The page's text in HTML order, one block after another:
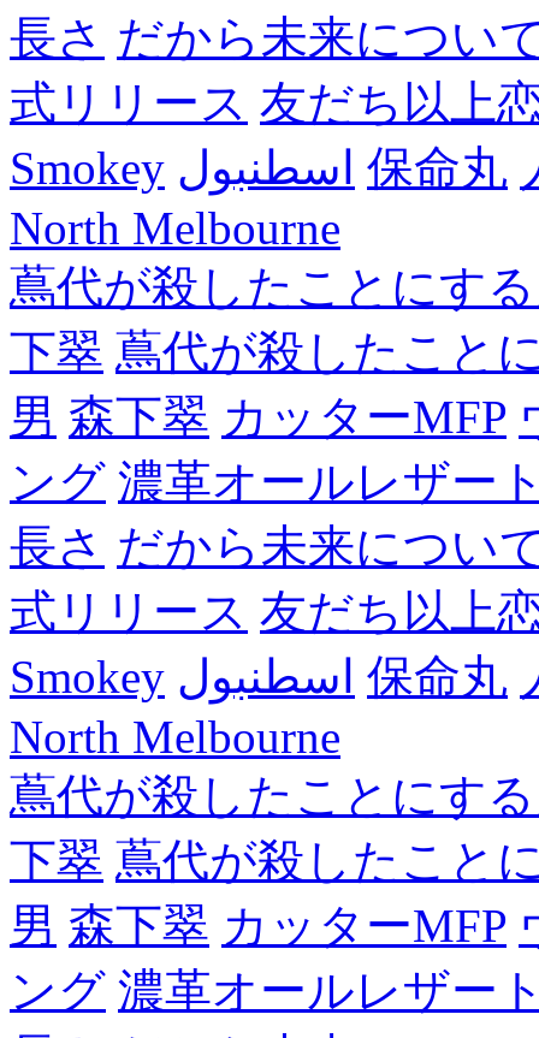
長さ だから未来につい
式リリース 友だち以上
Smokey اسطنبول 保命丸
North Melbourne
蔦代が殺したことにす
下翠 蔦代が殺したこと
男 森下翠 カッターMFP
ング 濃革オールレザー
長さ だから未来につい
式リリース 友だち以上
Smokey اسطنبول 保命丸
North Melbourne
蔦代が殺したことにす
下翠 蔦代が殺したこと
男 森下翠 カッターMFP
ング 濃革オールレザー